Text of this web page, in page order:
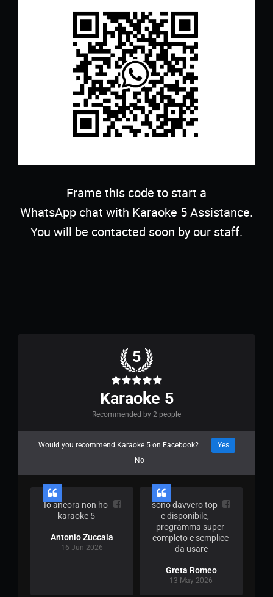
Frame this code to start a
WhatsApp chat with Karaoke 5 Assistance.
You will be contacted soon by our staff.
5
Karaoke 5
Recommended by 2 people
Would you recommend Karaoke 5 on Facebook?
Yes
No
Io ancora non ho
karaoke 5
Antonio Zuccala
16 Jun 2026
sono davvero top
e disponibile,
programma super
completo e semplice
da usare
Greta Romeo
13 May 2026